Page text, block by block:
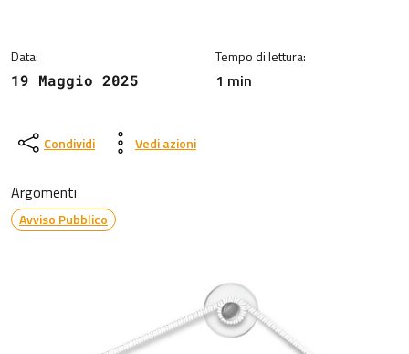
Data:
19 Maggio 2025
Tempo di lettura:
1 min
Condividi Vedi azioni
Argomenti
Avviso Pubblico